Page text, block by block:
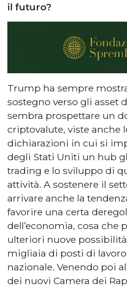
il futuro?
Trump ha sempre
sostegno verso gli asset
sembra prospettare un
criptovalute, viste anche
dichiarazioni in cui si
degli Stati Uniti un hub
trading e lo sviluppo di
attività. A sostenere il
arrivare anche la
favorire una certa
dell’economia, cosa che
ulteriori nuove
migliaia di posti di
nazionale. Venendo poi
dei nuovi Camera dei